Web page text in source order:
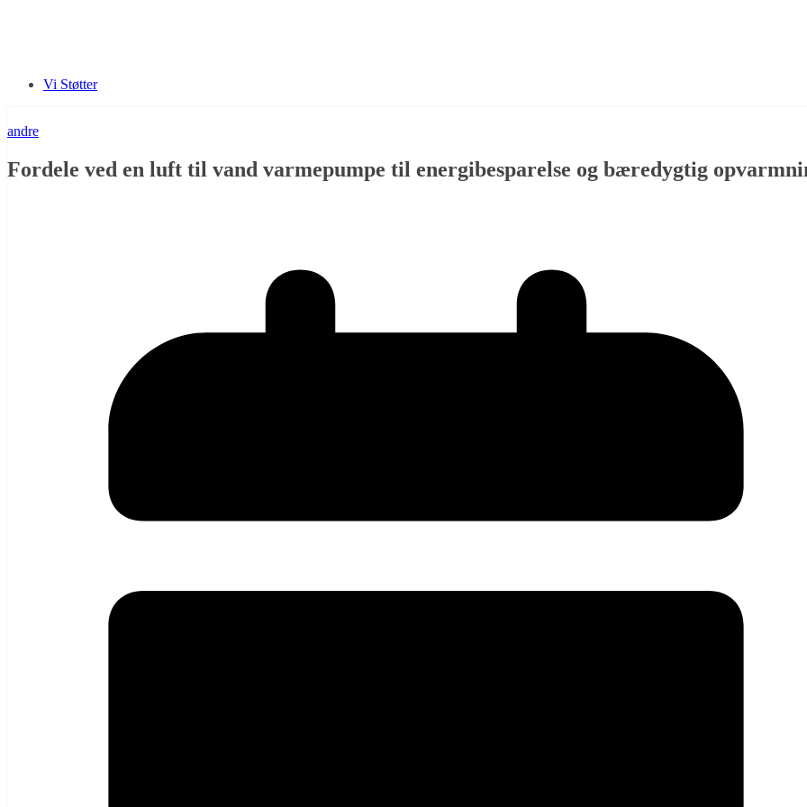
Vi Støtter
andre
Fordele ved en luft til vand varmepumpe til energibesparelse og bæredygtig